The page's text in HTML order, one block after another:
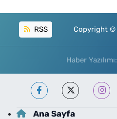
RSS Copyright ©
Haber Yazılımı:
Ana Sayfa